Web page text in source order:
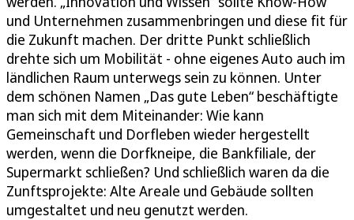
und Unternehmen zusammenbringen und diese fit für
die Zukunft machen. Der dritte Punkt schließlich
drehte sich um Mobilität - ohne eigenes Auto auch im
ländlichen Raum unterwegs sein zu können. Unter
dem schönen Namen „Das gute Leben“ beschäftigte
man sich mit dem Miteinander: Wie kann
Gemeinschaft und Dorfleben wieder hergestellt
werden, wenn die Dorfkneipe, die Bankfiliale, der
Supermarkt schließen? Und schließlich waren da die
Zunftsprojekte: Alte Areale und Gebäude sollten
umgestaltet und neu genutzt werden.